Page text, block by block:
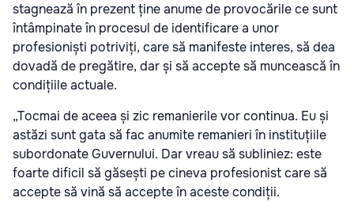
stagnează în prezent ține anume de provocările ce sunt
întâmpinate în procesul de identificare a unor
profesioniști potriviți, care să manifeste interes, să dea
dovadă de pregătire, dar și să accepte să muncească în
condițiile actuale.
„Tocmai de aceea și zic remanierile vor continua. Eu și
astăzi sunt gata să fac anumite remanieri în instituțiile
subordonate Guvernului. Dar vreau să subliniez: este
foarte dificil să găsești pe cineva profesionist care să
accepte să vină să accepte în aceste condiții.